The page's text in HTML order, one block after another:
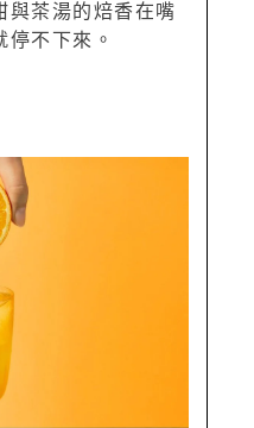
與茶湯的焙香在嘴
不下來。